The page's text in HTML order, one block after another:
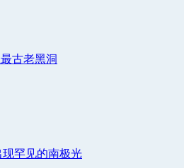
古老黑洞
罕见的南极光